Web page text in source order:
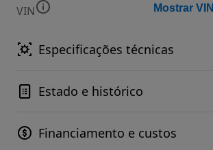
VIN Mostrar VIN
Especificações técnicas
Estado e histórico
Financiamento e custos